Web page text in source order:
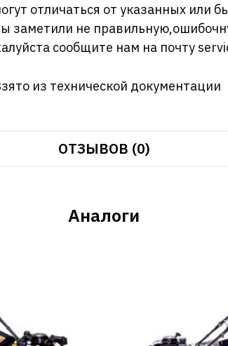
отличаться от указанных или
заметили не
сообщите нам на почту
из технической документации
ОТЗЫВОВ (0)
Аналоги